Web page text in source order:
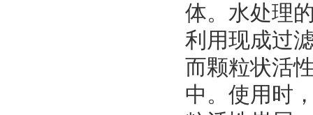
体。水处理
利用现成过
而颗粒状活
中。使用时